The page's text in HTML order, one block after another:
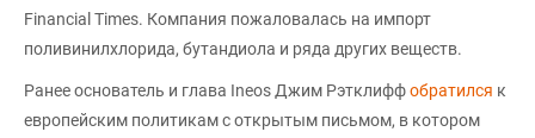
Financial Times. Компания пожаловалась на импорт
поливинилхлорида, бутандиола и ряда других веществ.
Ранее основатель и глава Ineos Джим Рэтклиффобратился к
европейским политикам с открытым письмом, в котором